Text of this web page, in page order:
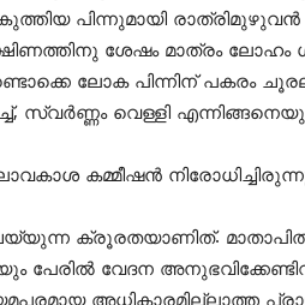
പിന്നുമായി രാത്രിമുഴുവൻ
ശേഷം മാത്രം ലോഹം
ലോക പിന്നിന് പകരം
സ്വർണ്ണം വെള്ളി
കമ്മീഷൻ
ക്രൂരതയാണിത്.
പേരിൽ വേദന
അധികാരമില്ലാത്ത